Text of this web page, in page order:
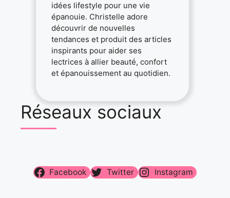
idées lifestyle pour une vie
épanouie. Christelle adore
découvrir de nouvelles
tendances et produit des articles
inspirants pour aider ses
lectrices à allier beauté, confort
et épanouissement au quotidien.
Réseaux sociaux
Facebook Twitter Instagram